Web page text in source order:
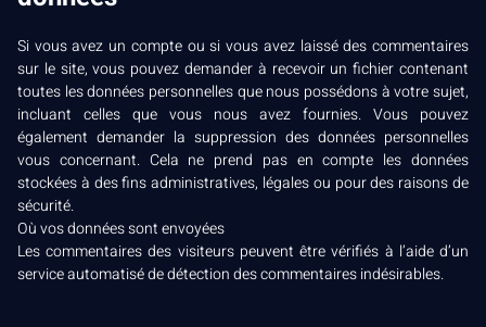
Si vous avez un compte ou si vous avez laissé des commentaires
sur le site, vous pouvez demander à recevoir un fichier contenant
toutes les données personnelles que nous possédons à votre sujet,
incluant celles que vous nous avez fournies. Vous pouvez
également demander la suppression des données personnelles
vous concernant. Cela ne prend pas en compte les données
stockées à des fins administratives, légales ou pour des raisons de
sécurité.
Où vos données sont envoyées
Les commentaires des visiteurs peuvent être vérifiés à l’aide d’un
service automatisé de détection des commentaires indésirables.